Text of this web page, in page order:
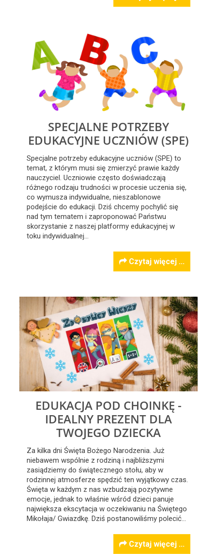
SPECJALNE POTRZEBY
EDUKACYJNE UCZNIÓW (SPE)
Specjalne potrzeby edukacyjne uczniów (SPE) to
temat, z którym musi się zmierzyć prawie każdy
nauczyciel. Uczniowie często doświadczają
różnego rodzaju trudności w procesie uczenia się,
co wymusza indywidualne, nieszablonowe
podejście do edukacji. Dziś chcemy pochylić się
nad tym tematem i zaproponować Państwu
skorzystanie z naszej platformy edukacyjnej w
toku indywidualnej…
Czytaj więcej ...
EDUKACJA POD CHOINKĘ -
IDEALNY PREZENT DLA
TWOJEGO DZIECKA
Za kilka dni Święta Bożego Narodzenia. Już
niebawem wspólnie z rodziną i najbliższymi
zasiądziemy do świątecznego stołu, aby w
rodzinnej atmosferze spędzić ten wyjątkowy czas.
Święta w każdym z nas wzbudzają pozytywne
emocje, jednak to właśnie wśród dzieci panuje
największa ekscytacja w oczekiwaniu na Świętego
Mikołaja/ Gwiazdkę. Dziś postanowiliśmy polecić…
Czytaj więcej ...